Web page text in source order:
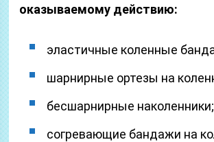
оказываемому действию:
эластичные коленные
шарнирные ортезы на
бесшарнирные наколенники;
согревающие бандажи на